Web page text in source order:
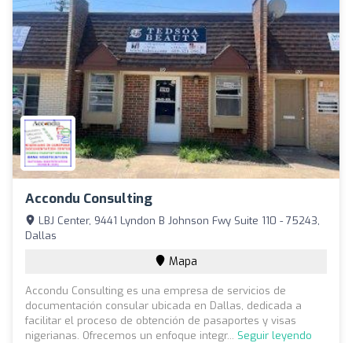
Accondu Consulting
LBJ Center, 9441 Lyndon B Johnson Fwy Suite 110 - 75243,
Dallas
Mapa
Accondu Consulting es una empresa de servicios de
documentación consular ubicada en Dallas, dedicada a
facilitar el proceso de obtención de pasaportes y visas
nigerianas. Ofrecemos un enfoque integr... Seguir leyendo